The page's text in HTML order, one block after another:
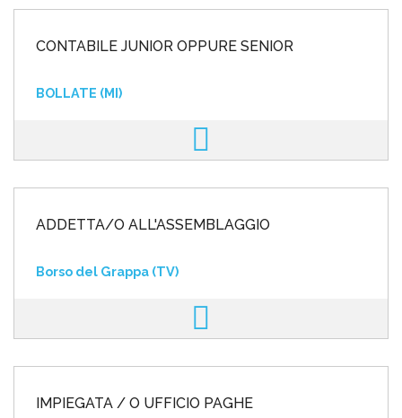
CONTABILE JUNIOR OPPURE SENIOR
BOLLATE (MI)
ADDETTA/O ALL'ASSEMBLAGGIO
Borso del Grappa (TV)
IMPIEGATA / O UFFICIO PAGHE